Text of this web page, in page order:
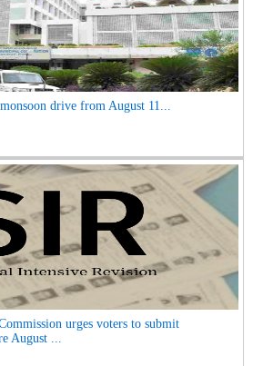
drive from August 11...
urges voters to submit
August ...